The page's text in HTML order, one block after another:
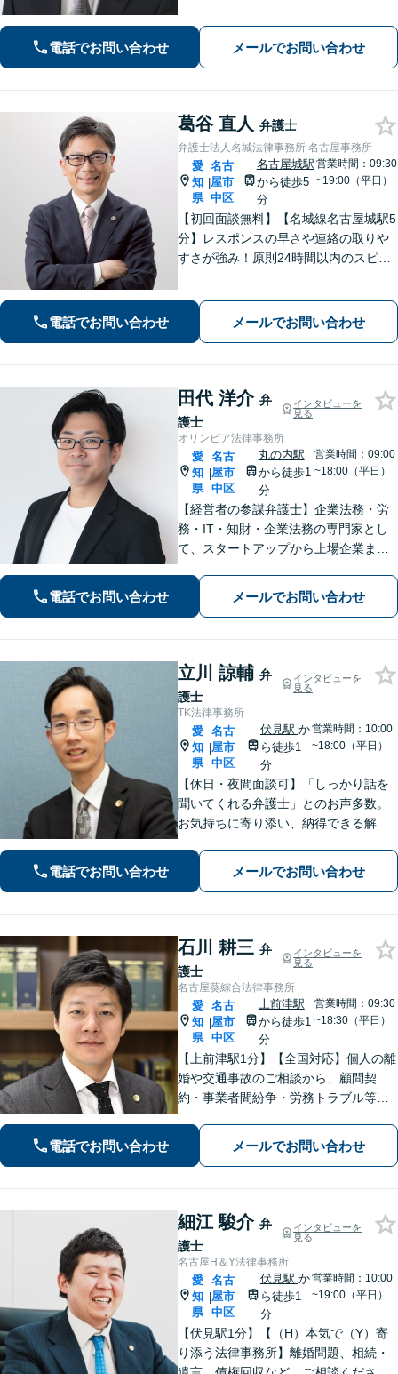
さまに寄り添い、長期的にも最良の解
決を目指します【名古屋城駅5分】
電話でお問い合わせ メールでお問い合わせ
葛谷 直人 弁護士
弁護士法人名城法律事務所 名古屋事務所
愛
知
県
|
名古
屋市
中区
名古屋城駅
から徒歩5
分
営業時間：09:30
~19:00（平日）
【初回面談無料】【名城線名古屋城駅5
分】レスポンスの早さや連絡の取りや
すさが強み！原則24時間以内のスピー
費など幅広く対応できます【相続遺
言】不動産業者や司法書士とも連携可
電話でお問い合わせ メールでお問い合わせ
田代 洋介 弁
護士
インタビューを
見る
オリンピア法律事務所
愛
知
県
|
名古
屋市
中区
丸の内駅
から徒歩1
分
営業時間：09:00
~18:00（平日）
【経営者の参謀弁護士】企業法務・労
務・IT・知財・企業法務の専門家とし
て、スタートアップから上場企業まで
労務トラブル対応／就業規則の作成／
知的財産権／クレーム対応など迅速に
電話でお問い合わせ メールでお問い合わせ
立川 諒輔 弁
護士
インタビューを
見る
TK法律事務所
愛
知
県
|
名古
屋市
中区
伏見駅 か
ら徒歩1
分
営業時間：10:00
~18:00（平日）
【休日・夜間面談可】「しっかり話を
聞いてくれる弁護士」とのお声多数。
お気持ちに寄り添い、納得できる解決
理・企業法務など幅広く対応】複数弁
護士で協議しながら進める体制で、安
電話でお問い合わせ メールでお問い合わせ
石川 耕三 弁
護士
インタビューを
見る
名古屋葵綜合法律事務所
愛
知
県
|
名古
屋市
中区
上前津駅
から徒歩1
分
営業時間：09:30
~18:30（平日）
【上前津駅1分】【全国対応】個人の離
婚や交通事故のご相談から、顧問契
約・事業者間紛争・労務トラブル等ま
を中心に東海地方全域からご相談を承
っております。【夜間面談可能】【オ
電話でお問い合わせ メールでお問い合わせ
細江 駿介 弁
護士
インタビューを
見る
名古屋H＆Y法律事務所
愛
知
県
|
名古
屋市
中区
伏見駅 か
ら徒歩1
分
営業時間：10:00
~19:00（平日）
【伏見駅1分】【（H）本気で（Y）寄
り添う法律事務所】離婚問題、相続・